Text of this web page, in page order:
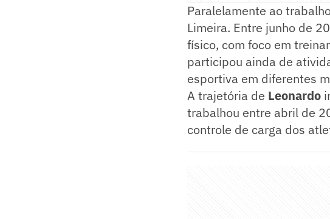
Paralelamente ao
Limeira. Entre junho de
físico, com foco em
participou ainda de
esportiva em diferentes
A trajetória de Leonardo
trabalhou entre abril de
controle de carga dos